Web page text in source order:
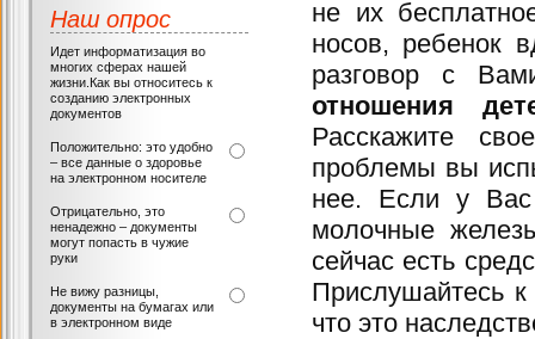
не их
носов, ребенок
разговор с
отношения
Расскажите
проблемы вы
нее. Если у Вас
молочные
сейчас есть
Прислушайтесь
что это
Наш опрос
Идет информатизация во
многих сферах нашей
жизни.Как вы относитесь к
созданию электронных
документов
Положительно: это удобно
– все данные о здоровье
на электронном носителе
Отрицательно, это
ненадежно – документы
могут попасть в чужие
руки
Не вижу разницы,
документы на бумагах или
в электронном виде